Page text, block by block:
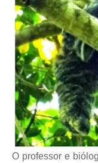
O professor e